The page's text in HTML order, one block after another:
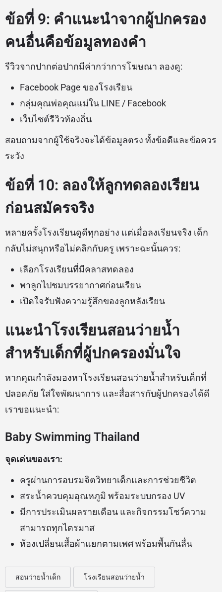
ข้อที่ 9: คำแนะนำจากผู้ปกครอง
คนอื่นคือข้อมูลทองคำ
รีวิวจากปากต่อปากมีค่ากว่าการโฆษณา ลองดู:
Facebook Page ของโรงเรียน
กลุ่มคุณพ่อคุณแม่ใน LINE / Facebook
เว็บไซต์รีวิวท้องถิ่น
สอบถามจากผู้ใช้จริงจะได้ข้อมูลตรง ทั้งข้อดีและข้อควร
ระวัง
ข้อที่ 10: ลองให้ลูกทดลองเรียน
ก่อนสมัครจริง
หลายครั้งโรงเรียนดูดีทุกอย่าง แต่เมื่อลงเรียนจริง เด็ก
กลับไม่สนุกหรือไม่คลิกกับครู เพราะฉะนั้นควร:
เลือกโรงเรียนที่มีคลาสทดลอง
พาลูกไปชมบรรยากาศก่อนเรียน
เปิดใจรับฟังความรู้สึกของลูกหลังเรียน
แนะนำโรงเรียนสอนว่ายน้ำ
สำหรับเด็กที่ผู้ปกครองมั่นใจ
หากคุณกำลังมองหาโรงเรียนสอนว่ายน้ำสำหรับเด็กที่
ปลอดภัย ใส่ใจพัฒนาการ และสื่อสารกับผู้ปกครองได้ดี
เราขอแนะนำ:
Baby Swimming Thailand
จุดเด่นของเรา:
ครูผ่านการอบรมจิตวิทยาเด็กและการช่วยชีวิต
สระน้ำควบคุมอุณหภูมิ พร้อมระบบกรอง UV
มีการประเมินผลรายเดือน และกิจกรรมโชว์ความ
สามารถทุกไตรมาส
ห้องเปลี่ยนเสื้อผ้าแยกตามเพศ พร้อมพื้นกันลื่น
สอนว่ายน้ำเด็ก โรงเรียนสอนว่ายน้ำ